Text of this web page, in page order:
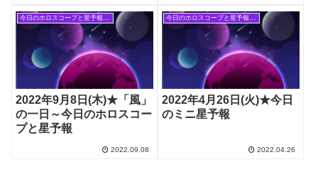
2022年9月8日(木)★「風」
の一日～今日のホロスコー
プと星予報
2022.09.08
2022年4月26日(火)★今日
のミニ星予報
2022.04.26